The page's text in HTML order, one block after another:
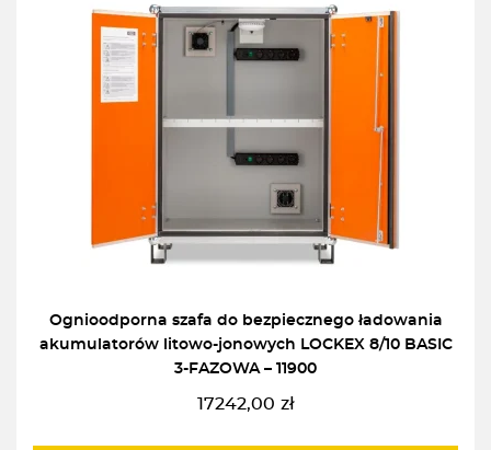
Ognioodporna szafa do bezpiecznego ładowania
akumulatorów litowo-jonowych LOCKEX 8/10 BASIC
3-FAZOWA – 11900
17242,00 zł